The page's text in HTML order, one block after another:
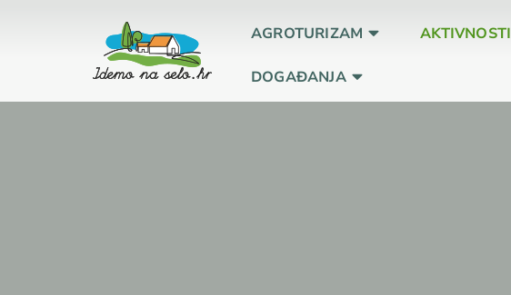
AGROTURIZAM AKTIVNOSTI
DOGAĐANJA